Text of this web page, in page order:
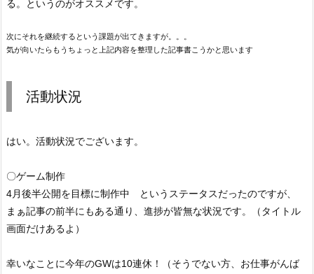
る。というのがオススメです。
次にそれを継続するという課題が出てきますが。。。
気が向いたらもうちょっと上記内容を整理した記事書こうかと思います
活動状況
はい。活動状況でございます。
〇ゲーム制作
4月後半公開を目標に制作中 というステータスだったのですが、
まぁ記事の前半にもある通り、進捗が皆無な状況です。（タイトル
画面だけあるよ）
幸いなことに今年のGWは10連休！（そうでない方、お仕事がんば